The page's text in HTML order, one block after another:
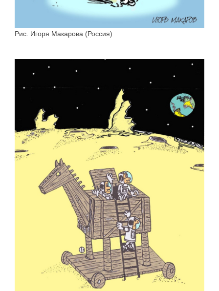
Рис. Игоря Макарова (Россия)